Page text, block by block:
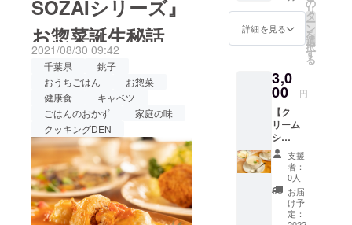
DEN 田中和子オフィシャ
ルWebサイト
https://www.cookingden-
choshi.com/Instagramhttps://
www.instagram.com/cooking
_den/
はじめとする、オメガ３脂
肪酸を含む油は積極的に摂
取しましょう。亜麻仁油
は、熱に弱いので加熱料理
には使えません。せっかく
の栄養素をいかすには、サ
ラダにかけるなどして生の
ままいただきましょう。私
は1日小さじ一杯は欠かさな
いようにしています。亜麻
ます！引き続き、ネクスト
ゴールに挑戦中です！どう
ぞよろしくお願いします。
＝＝＝＝＝＝＝＝＝＝＝＝
＝＝＝＝＝＝＝＝こんにち
は。『クッキングDEN』の
田中和子です。すっかり涼
しくなりましたね。今日
は、私が普段している身体
に良い事について、少し紹
SOZAIシリーズ』
お惣菜誕生秘話
2021/08/30 09:42
千葉県
銚子
おうちごはん
お惣菜
健康食
キャベツ
ごはんのおかず
家庭の味
クッキングDEN
子産
キャベ
ムの一
品。鶏
がらで
とった
自家製
無添加
スープ
で仕上
げてい
ます。
さら
に！感
銚子
きゃべ
この
SOZAI
ズ 『肉
とキャ
ベツの
うま味
がぎっ
しりつ
まった
メンチ
カツ』
銚子産
キャベ
ツと合
詳細を見る
リ
タ
ー
ン
を
選
択
す
る
3,0
00 円
【ク
リーム
シ
チュー
お試し
コース
＋感謝
の品】
クリー
支援
者：
0人
お届
け予
定：